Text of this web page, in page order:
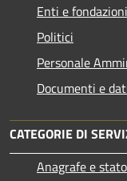
Enti e fondazioni
Politici
Personale
Documenti e
CATEGORIE DI
Anagrafe e